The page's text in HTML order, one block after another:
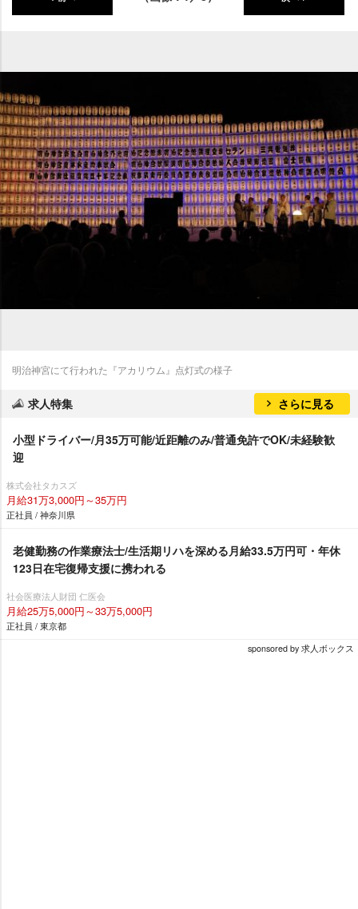
明治神宮にて行われた『アカリウム』点灯式の様子
求人特集 さらに見る
小型ドライバー/月35万可能/近距離のみ/普通免許でOK/未経験歓
迎
株式会社タカスズ
月給31万3,000円～35万円
正社員 / 神奈川県
老健勤務の作業療法士/生活期リハを深める月給33.5万円可・年休
123日在宅復帰支援に携われる
社会医療法人財団 仁医会
月給25万5,000円～33万5,000円
正社員 / 東京都
sponsored by 求人ボックス